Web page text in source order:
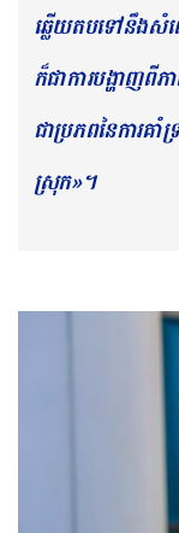
ឆ្លើយតបទៅនឹងសំ
ក៏ជាការបង្ហាញពី
ជាប្រភពនៃការគ
ស្រុក»។